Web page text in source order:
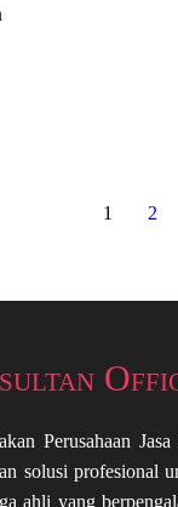
1 2
Perusahaan
solusi profesional
ahli yang